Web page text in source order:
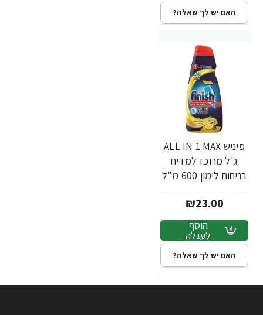
האם יש לך שאלה?
פיניש ALL IN 1 MAX
ג'ל מרוכז למדיח
בניחוח לימון 600 מ"ל
₪23.00
הוסף
לעגלה
האם יש לך שאלה?